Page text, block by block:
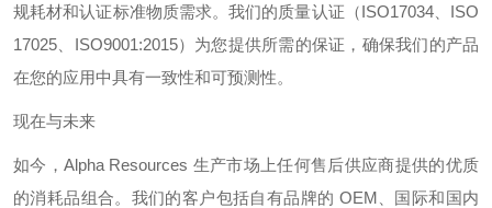
规耗材和认证标准物质需求。我们的质量认证（ISO17034、 ISO
17025
ISO9001:2015）为您提供所需的保证，确保我们的产品
在您的应用中具有一致性和可预测性。
现在与未来
如今， Alpha Resources 生产市场上任何售后供应商提供的优质
的消耗品组合。我们的客户包括自有品牌的 OEM 、国际和国内